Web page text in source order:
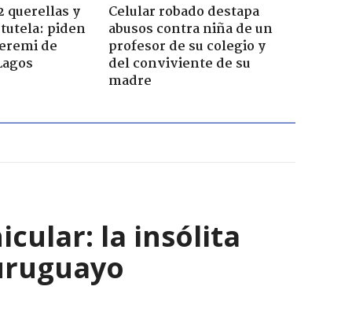
querellas y
piden
de
Celular robado destapa
abusos contra niña de un
profesor de su colegio y
del conviviente de su
madre
la insólita